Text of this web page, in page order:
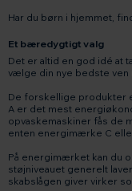
Har du børn i hjemmet,
Et bæredygtigt valg
Det er altid en god idé at
vælge din nye bedste ven
De forskellige produkter
A er det mest
opvaskemaskiner fås de
enten energimærke C
På energimærket kan du
støjniveauet generelt
skabslågen giver virker